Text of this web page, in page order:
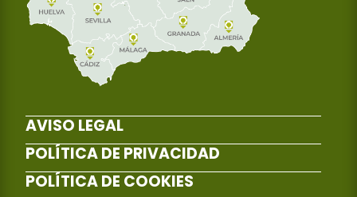
AVISO LEGAL
POLÍTICA DE PRIVACIDAD
POLÍTICA DE COOKIES